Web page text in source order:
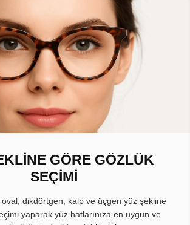
GÖRE GÖZLÜK
SEÇİMİ
dikdörtgen, kalp ve üçgen yüz şekline
yaparak yüz hatlarınıza en uygun ve